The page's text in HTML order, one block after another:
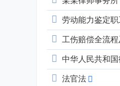
劳动能力鉴定
工伤赔偿全流
中华人民共和
法官法